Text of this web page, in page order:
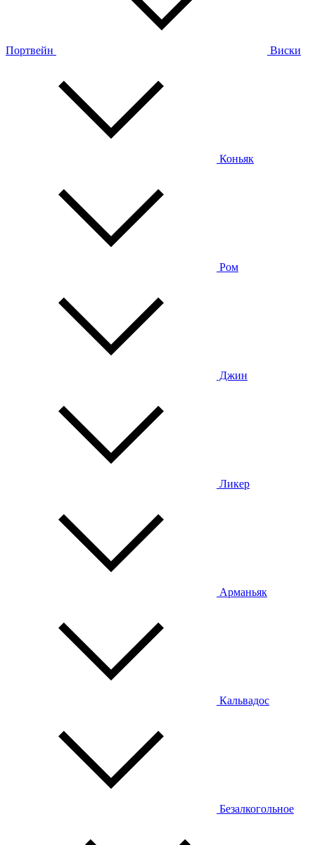
Портвейн Виски
Коньяк
Ром
Джин
Ликер
Арманьяк
Кальвадос
Безалкогольное